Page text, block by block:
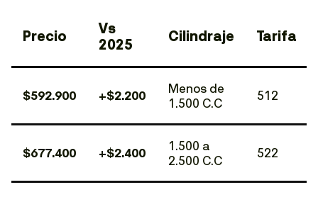
Precio
Vs
2025
Cilindraje Tarifa
$592.900 +$2.200
Menos de
1.500 C.C
512
$677.400 +$2.400
1.500 a
2.500 C.C
522